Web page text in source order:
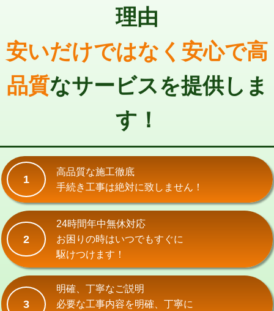
止水・漏水調査・防水処理・清掃・修
その他部品の脱着 8,800円～
交換・取付（タンク） 22,000円+材料費
交換・取付(単水栓（壁付・デッキ
式・ワンホール）)
交換・取付(排水栓・排水トラップ
（P/S/ポップアップ））
22,000円+材料費
交換・取付（その他部品）
持込商品取付（単水栓）
持込商品取付（混合水栓） 16,500円
持込商品取付（浄水器・分岐水栓） 16,500円
理由
安いだけではなく安心で高
品質なサービスを提供しま
す！
1
高品質な施工徹底
手続き工事は絶対に致しません！
2
24時間年中無休対応
お困りの時はいつでもすぐに
駆けつけます！
3
明確、丁寧なご説明
必要な工事内容を明確、丁寧に